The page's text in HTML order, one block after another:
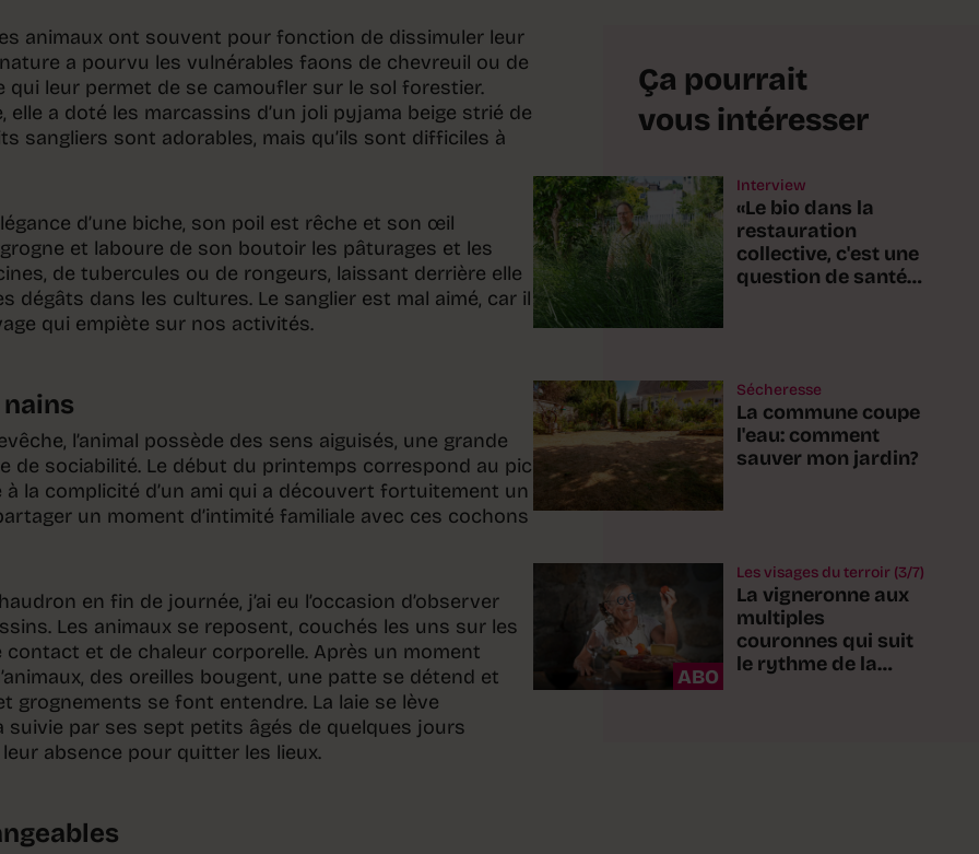
animaux ont souvent pour fonction de dissimuler leur
a pourvu les vulnérables faons de chevreuil ou de
qui leur permet de se camoufler sur le sol forestier.
elle a doté les marcassins d’un joli pyjama beige strié de
sangliers sont adorables, mais qu’ils sont difficiles à
d’une biche, son poil est rêche et son œil
et laboure de son boutoir les pâturages et les
de tubercules ou de rongeurs, laissant derrière elle
dégâts dans les cultures. Le sanglier est mal aimé, car il
qui empiète sur nos activités.
l’animal possède des sens aiguisés, une grande
de sociabilité. Le début du printemps correspond au pic
la complicité d’un ami qui a découvert fortuitement un
un moment d’intimité familiale avec ces cochons
en fin de journée, j’ai eu l’occasion d’observer
Les animaux se reposent, couchés les uns sur les
et de chaleur corporelle. Après un moment
des oreilles bougent, une patte se détend et
grognements se font entendre. La laie se lève
suivie par ses sept petits âgés de quelques jours
absence pour quitter les lieux.
Ça pourrait
vous intéresser
Interview
«Le bio dans la
restauration
collective, c'est une
question de santé
Sécheresse
La commune coupe
l'eau: comment
sauver mon jardin?
ABO
Les visages du terroir (3/7)
La vigneronne aux
multiples
couronnes qui suit
le rythme de la